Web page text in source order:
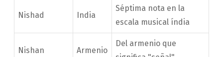
Nishad India
Séptima nota en la
escala musical índia
Nishan Armenio
Del armenio que